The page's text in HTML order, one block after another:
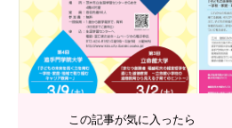
この記事が気に入ったら